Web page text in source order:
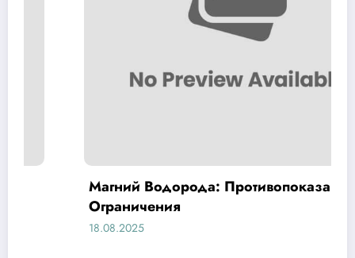
Магний Водорода: Противопоказания и
Ограничения